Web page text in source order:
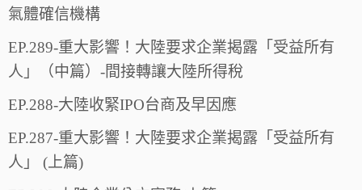
氣體確信機構
EP.289-重大影響！大陸要求企業揭露「受益所有
人」（中篇）-間接轉讓大陸所得稅
EP.288-大陸收緊IPO台商及早因應
EP.287-重大影響！大陸要求企業揭露「受益所有
人」 (上篇)